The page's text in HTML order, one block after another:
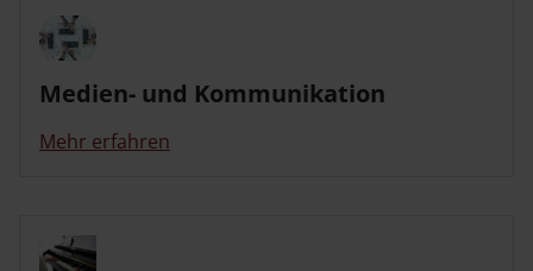
Medien- und Kommunikation
Mehr erfahren